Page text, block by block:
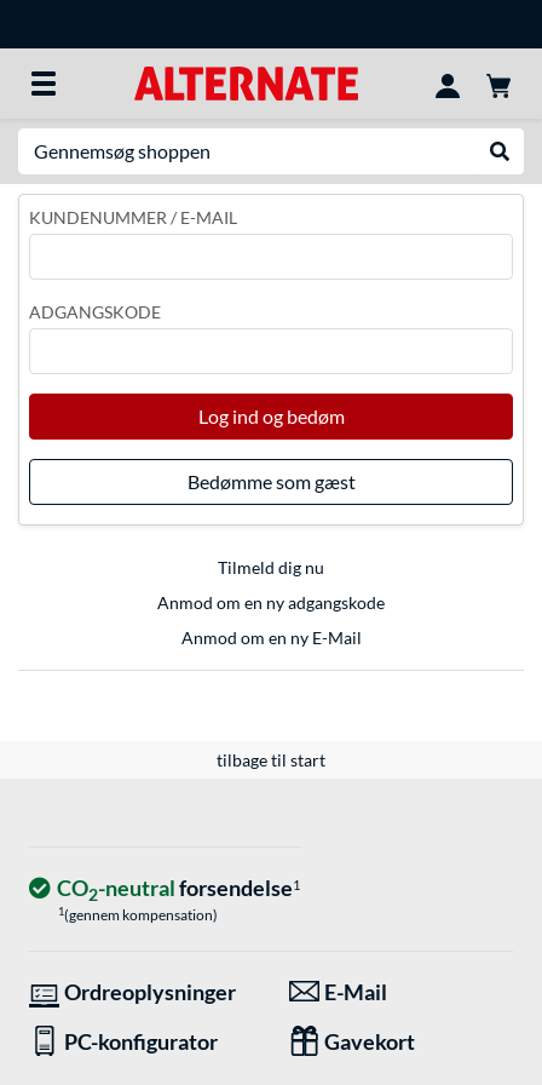
KUNDENUMMER / E-MAIL
ADGANGSKODE
Log ind og bedøm
Bedømme som gæst
Tilmeld dig nu
Anmod om en ny adgangskode
Anmod om en ny E-Mail
tilbage til start
CO2-neutralforsendelse1
1(gennem kompensation)
Ordreoplysninger
E-Mail
PC-konfigurator
Gavekort